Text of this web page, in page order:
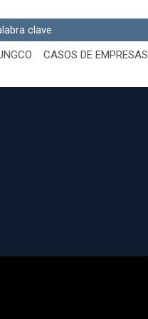
CASOS DE EMPRESAS